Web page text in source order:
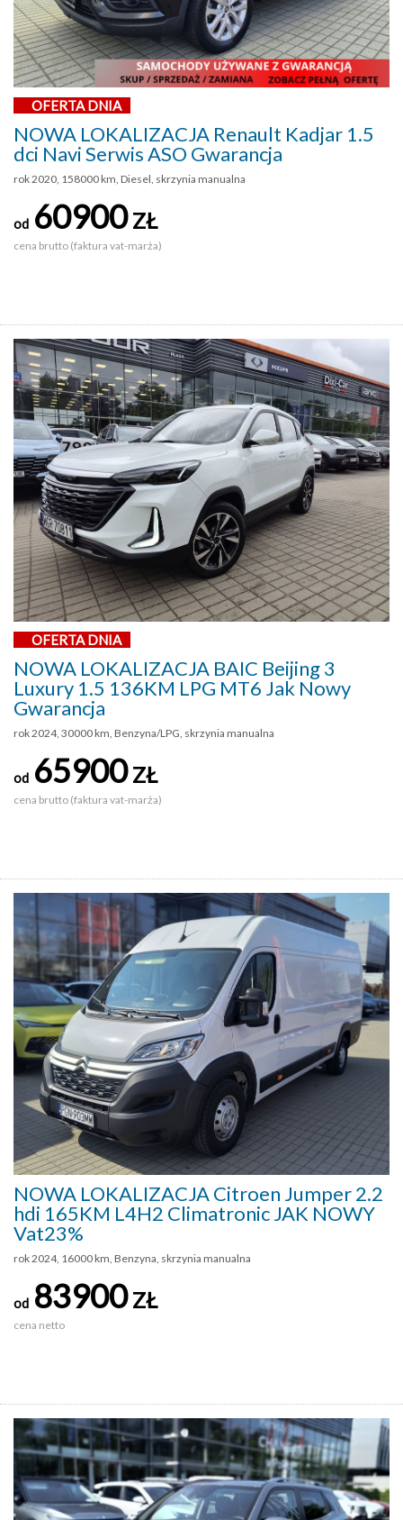
OFERTA DNIA
NOWA LOKALIZACJA Renault Kadjar 1.5
dci Navi Serwis ASO Gwarancja
rok 2020, 158000 km, Diesel, skrzynia manualna
od 60900ZŁ
cena brutto (faktura vat-marża)
OFERTA DNIA
NOWA LOKALIZACJA BAIC Beijing 3
Luxury 1.5 136KM LPG MT6 Jak Nowy
Gwarancja
rok 2024, 30000 km, Benzyna/LPG, skrzynia manualna
od 65900ZŁ
cena brutto (faktura vat-marża)
NOWA LOKALIZACJA Citroen Jumper 2.2
hdi 165KM L4H2 Climatronic JAK NOWY
Vat23%
rok 2024, 16000 km, Benzyna, skrzynia manualna
od 83900ZŁ
cena netto